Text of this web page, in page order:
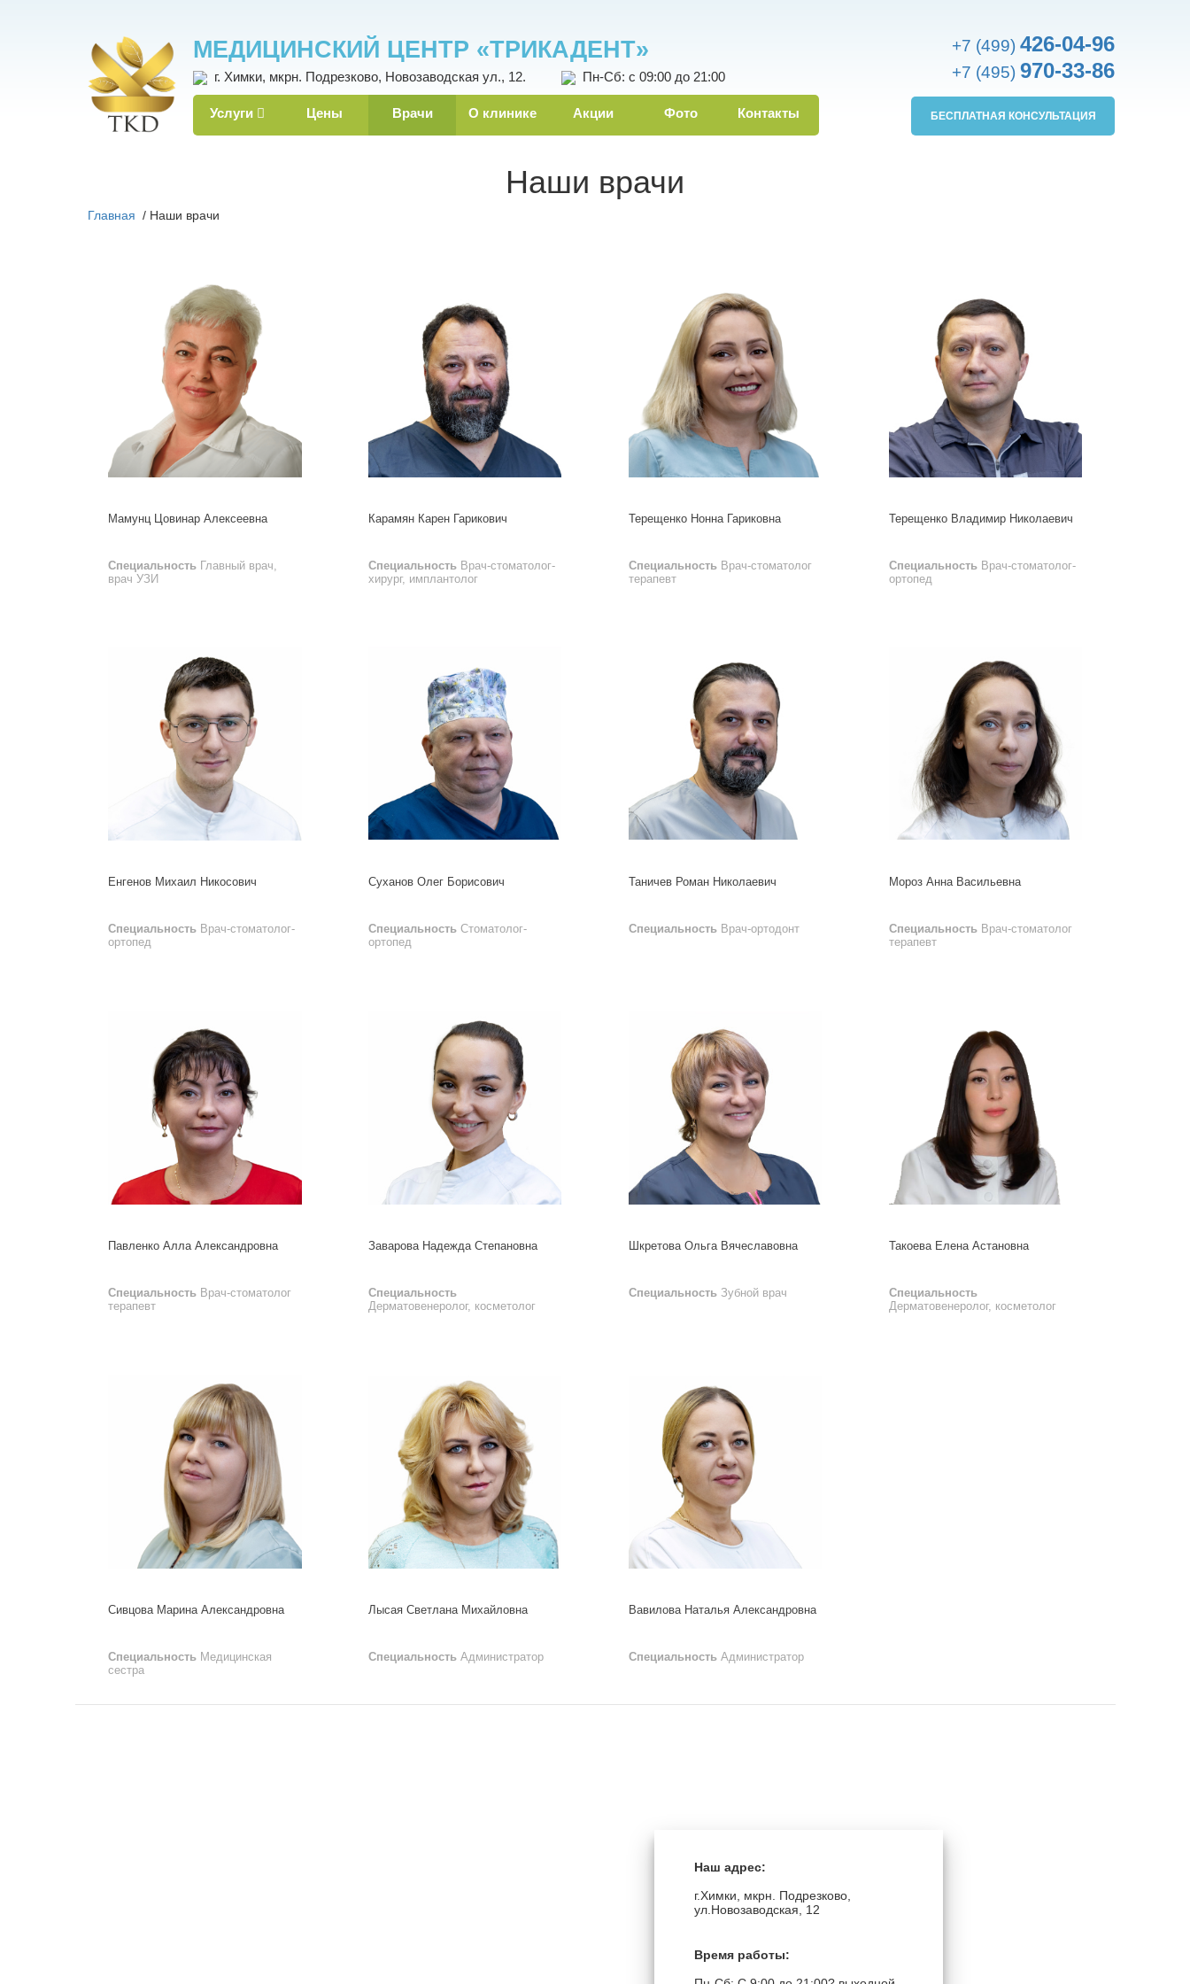
МЕДИЦИНСКИЙ ЦЕНТР «ТРИКАДЕНТ»
г. Химки, мкрн. Подрезково, Новозаводская ул., 12. Пн-Сб: с 09:00 до 21:00
Услуги Цены Врачи О клинике Акции Фото Контакты
+7 (499)426-04-96
+7 (495)970-33-86
БЕСПЛАТНАЯ КОНСУЛЬТАЦИЯ
Наши врачи
Главная / Наши врачи
Мамунц Цовинар Алексеевна
Специальность Главный врач,
врач УЗИ
Карамян Карен Гарикович
Специальность Врач-стоматолог-
хирург, имплантолог
Терещенко Нонна Гариковна
СпециальностьВрач-стоматолог
терапевт
Терещенко Владимир Николаевич
СпециальностьВрач-стоматолог-
ортопед
Енгенов Михаил Никосович
Специальность Врач-стоматолог-
ортопед
Суханов Олег Борисович
Специальность Стоматолог-
ортопед
Таничев Роман Николаевич
СпециальностьВрач-ортодонт
Мороз Анна Васильевна
СпециальностьВрач-стоматолог
терапевт
Павленко Алла Александровна
Специальность Врач-стоматолог
терапевт
Заварова Надежда Степановна
Специальность
Дерматовенеролог, косметолог
Шкретова Ольга Вячеславовна
СпециальностьЗубной врач
Такоева Елена Астановна
Специальность
Дерматовенеролог, косметолог
Сивцова Марина Александровна
Специальность Медицинская
сестра
Лысая Светлана Михайловна
Специальность Администратор
Вавилова Наталья Александровна
СпециальностьАдминистратор
Наш адрес:
г.Химки, мкрн. Подрезково,
ул.Новозаводская, 12
Время работы: